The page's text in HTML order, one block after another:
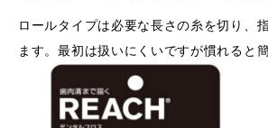
ロールタイプは必要な長さの糸を切り、
ます。最初は扱いにくいですが慣れると